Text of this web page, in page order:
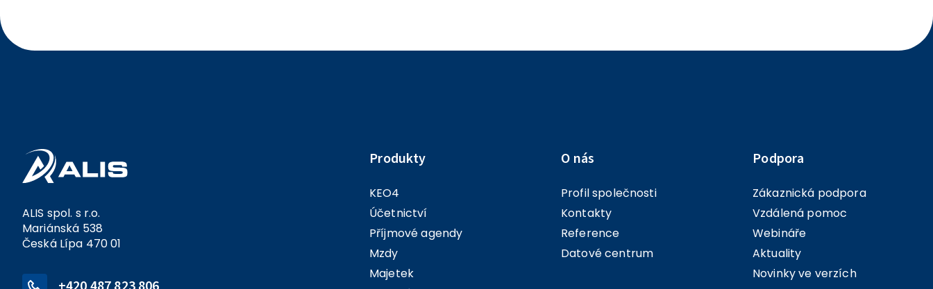
ALIS spol. s r.o.
Mariánská 538
Česká Lípa 470 01
Produkty
KEO4
Účetnictví
Příjmové agendy
Mzdy
Majetek
O nás
Profil společnosti
Kontakty
Reference
Datové centrum
Podpora
Zákaznická podpora
Vzdálená pomoc
Webináře
Aktuality
Novinky ve verzích